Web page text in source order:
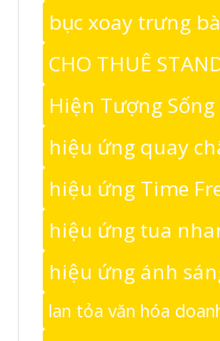
bục xoay trưng
CHO THUÊ
Hiện Tượng Sống
hiệu ứng quay
hiệu ứng Time
hiệu ứng tua
hiệu ứng ánh
lan tỏa văn hóa